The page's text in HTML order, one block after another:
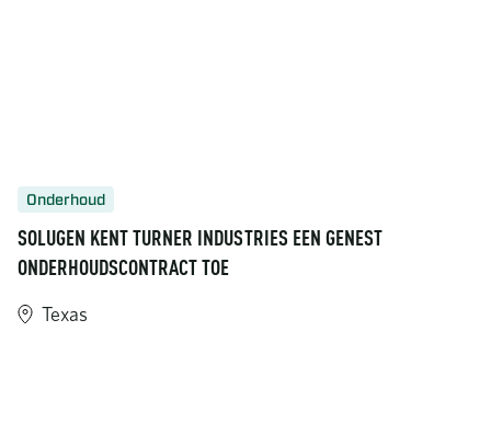
Onderhoud
SOLUGEN KENT TURNER INDUSTRIES EEN GENEST
ONDERHOUDSCONTRACT TOE
Texas